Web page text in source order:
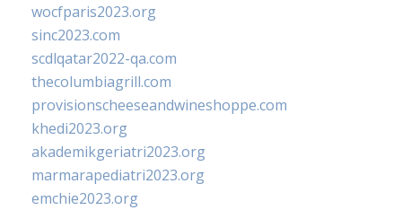
wocfparis2023.org
sinc2023.com
scdlqatar2022-qa.com
thecolumbiagrill.com
provisionscheeseandwineshoppe.com
khedi2023.org
akademikgeriatri2023.org
marmarapediatri2023.org
emchie2023.org